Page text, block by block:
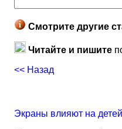
Смотрите другие
Читайте и пишите
<< Назад
Экраны влияют на